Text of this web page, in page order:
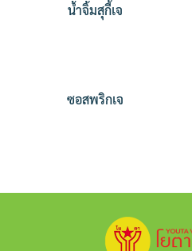
น้ำจิ้มสุกี้เจ
ซอสพริกเจ